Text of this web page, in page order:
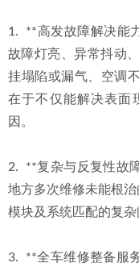
1.  **高发故障解决能
故障灯亮、异常抖动
挂塌陷或漏气、空调
在于不仅能解决表面
因。
2.  **复杂与反复性故
地方多次维修未能根
模块及系统匹配的复杂
3.  **全车维修整备服